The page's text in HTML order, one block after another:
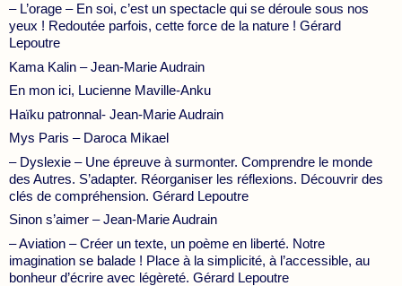
– L’orage – En soi, c’est un spectacle qui se déroule sous nos
yeux ! Redoutée parfois, cette force de la nature ! Gérard
Lepoutre
Kama Kalin – Jean-Marie Audrain
En mon ici, Lucienne Maville-Anku
Haïku patronnal- Jean-Marie Audrain
Mys Paris – Daroca Mikael
– Dyslexie – Une épreuve à surmonter. Comprendre le monde
des Autres. S’adapter. Réorganiser les réflexions. Découvrir des
clés de compréhension. Gérard Lepoutre
Sinon s’aimer – Jean-Marie Audrain
– Aviation – Créer un texte, un poème en liberté. Notre
imagination se balade ! Place à la simplicité, à l’accessible, au
bonheur d’écrire avec légèreté. Gérard Lepoutre